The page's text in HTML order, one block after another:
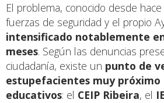
El problema, conocido desde
fuerzas de seguridad y el propio
intensificado notablemente
meses. Según las denuncias
ciudadanía, existe un punto de
estupefacientes muy
educativos: el CEIP Ribeira, el